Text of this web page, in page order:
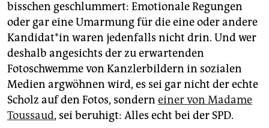
bisschen geschlummert: Emotionale Regungen
oder gar eine Umarmung für die eine oder andere
Kan­di­da­t*in waren jedenfalls nicht drin. Und wer
deshalb angesichts der zu erwartenden
Fotoschwemme von Kanzlerbildern in sozialen
Medien argwöhnen wird, es sei gar nicht der echte
Scholz auf den Fotos, sondern einer von Madame
Toussaud, sei beruhigt: Alles echt bei der SPD.